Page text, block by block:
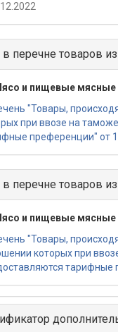
в перечне товаров
и пищевые мясные
"Товары,
при ввозе на
преференции" от
в перечне товаров
и пищевые мясные
"Товары,
которых при
тарифные